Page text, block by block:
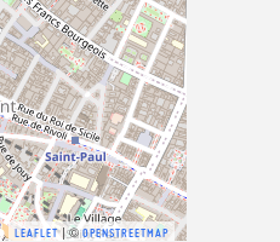
LEAFLET| ©OPENSTREETMAP